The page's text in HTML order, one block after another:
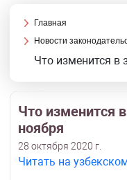
Главная
Новости
Что изменится в
Что изменится
ноября
28 октября 2020 г.
Читать на